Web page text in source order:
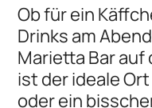
Ob für ein
Drinks am
Marietta Bar
ist der ideale
oder ein